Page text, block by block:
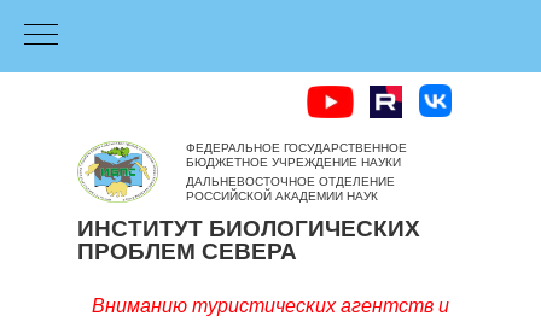
ИНСТИТУТ БИОЛОГИЧЕСКИХ
ПРОБЛЕМ СЕВЕРА
ФЕДЕРАЛЬНОЕ ГОСУДАРСТВЕННОЕ
БЮДЖЕТНОЕ УЧРЕЖДЕНИЕ НАУКИ
ДАЛЬНЕВОСТОЧНОЕ ОТДЕЛЕНИЕ
РОССИЙСКОЙ АКАДЕМИИ НАУК
Вниманию туристических агентств и